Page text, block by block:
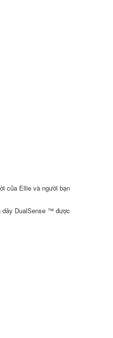
của Ellie và người bạn
dây DualSense ™ được